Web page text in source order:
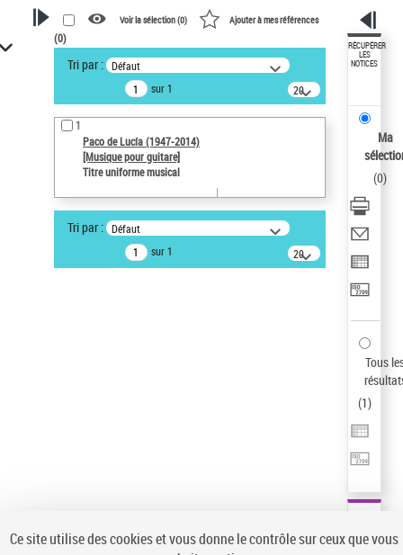
VOTRE RECHERCHE
Recherche avancée dans les
notices d’autorité
Œuvres liées à l'auteur :
Paco de Lucía (1947-2014)
Type de notice d'autorité
Type de notice d'autorité
Voir la sélection (0) Ajouter à mes références
(0)
Tri par : Défaut
sur 1
20
résultats/page
1
Paco de Lucía (1947-2014)
[Musique pour guitare]
Titre uniforme musical
Tri par : Défaut
sur 1
20
résultats/page
RÉCUPÉRER
LES
NOTICES
Ma
(0)
Tous
(1)
Ce site utilise des cookies et vous donne le contrôle sur ceux que vous